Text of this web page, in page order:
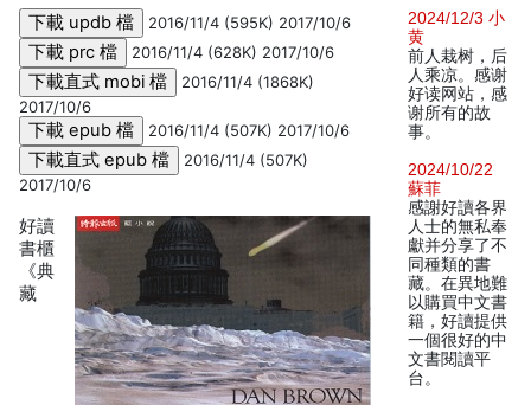
2016/11/4 (595K) 2017/10/6
2016/11/4 (628K) 2017/10/6
2016/11/4 (1868K)
2017/10/6
2016/11/4 (507K) 2017/10/6
2016/11/4 (507K)
2017/10/6
好讀
書櫃
《典
藏
2024/12/3 小
黄
前人栽树，后
人乘凉。感谢
好读网站，感
谢所有的故
事。
2024/10/22
蘇菲
感謝好讀各界
人士的無私奉
獻并分享了不
同種類的書
藏。在異地難
以購買中文書
籍，好讀提供
一個很好的中
文書閱讀平
台。